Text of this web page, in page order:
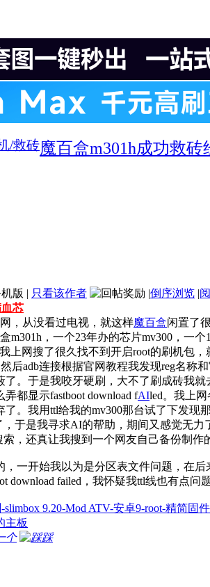
/救砖魔百盒m301h成功救砖
版 | 只看该作者 |倒序浏览 |
芯
，从没看过电视，就这样魔百盒闲置了
m301h，一个23年办的芯片mv300，一
我上网搜了很久找不到开启root的刷机包
后adb连接根据官网教程我发现reg名称
。于是我咬牙硬刷，大不了刷成砖我
都显示fastboot download fAIled。我上
。我用ttl给我的mv300那台试了下发现
，于是我寻求AI的帮助，期间又感觉无力
索，还真让我搜到一个网友自己备份制
一开始我以为是分区表文件问题，在
download failed，我怀疑我ttl线也有点问
9.20-Mod ATV-安卓9-root-精简固件
主板
个 踩